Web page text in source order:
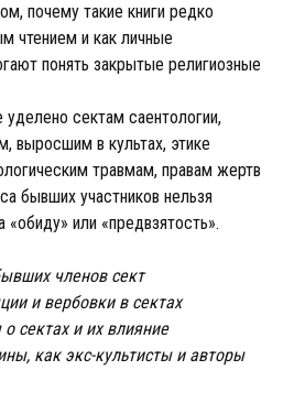
почему такие книги редко
чтением и как личные
понять закрытые религиозные
уделено сектам саентологии,
выросшим в культах, этике
травмам, правам жертв
бывших участников нельзя
«обиду» или «предвзятость».
членов сект
и вербовки в сектах
сектах и их влияние
как экс-культисты и авторы